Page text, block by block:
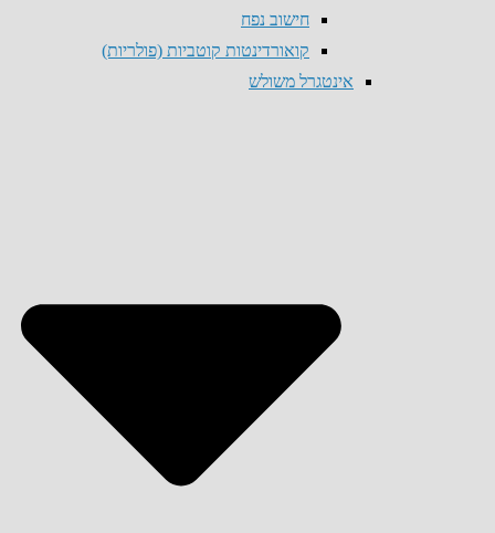
חישוב נפח
קואורדינטות קוטביות (פולריות)
אינטגרל משולש